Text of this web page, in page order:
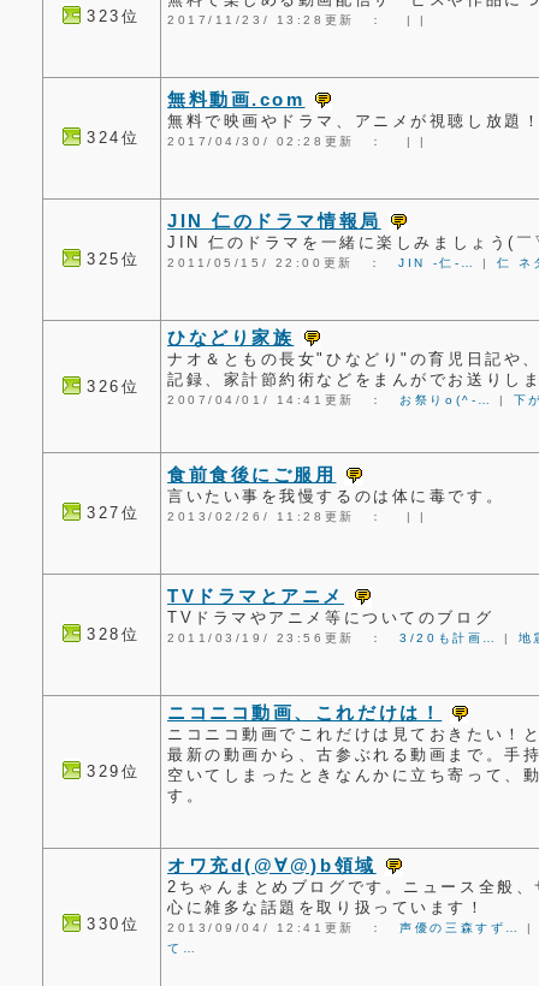
323位 2017/11/23/ 13:28更新 ： | |
324位
無料動画.com
無料で映画やドラマ、アニメが視聴し放題
2017/04/30/ 02:28更新 ： | |
325位
JIN 仁のドラマ情報局
JIN 仁のドラマを一緒に楽しみましょう(
2011/05/15/ 22:00更新 ：JIN -仁-… | 仁 ネ
326位
ひなどり家族
ナオ＆ともの長女"ひなどり"の育児日記や
記録、家計節約術などをまんがでお送りし
2007/04/01/ 14:41更新 ： お祭りo(^-… | 下
327位
食前食後にご服用
言いたい事を我慢するのは体に毒です。
2013/02/26/ 11:28更新 ： | |
328位
TVドラマとアニメ
TVドラマやアニメ等についてのブログ
2011/03/19/ 23:56更新 ：3/20も計画… | 地
329位
ニコニコ動画、これだけは！
ニコニコ動画でこれだけは見ておきたい！
最新の動画から、古参ぶれる動画まで。手
空いてしまったときなんかに立ち寄って、
す。
330位
オワ充d(@∀@)b領域
2ちゃんまとめブログです。ニュース全般
心に雑多な話題を取り扱っています！
2013/09/04/ 12:41更新 ：声優の三森すず…
て…